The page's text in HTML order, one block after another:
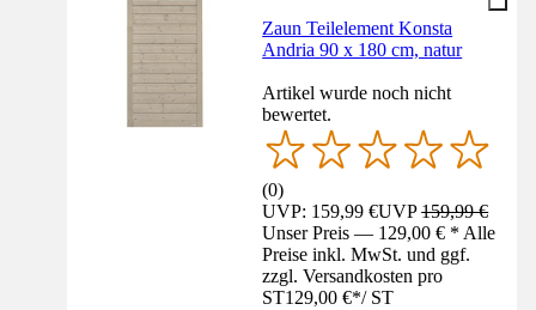
Zaun Teilelement Konsta
Andria 90 x 180 cm, natur
Artikel wurde noch nicht
bewertet.
(0)
UVP: 159,99 €UVP159,99 €
Unser Preis — 129,00 € * Alle
Preise inkl. MwSt. und ggf.
zzgl. Versandkosten pro
ST129,00 €*/ ST